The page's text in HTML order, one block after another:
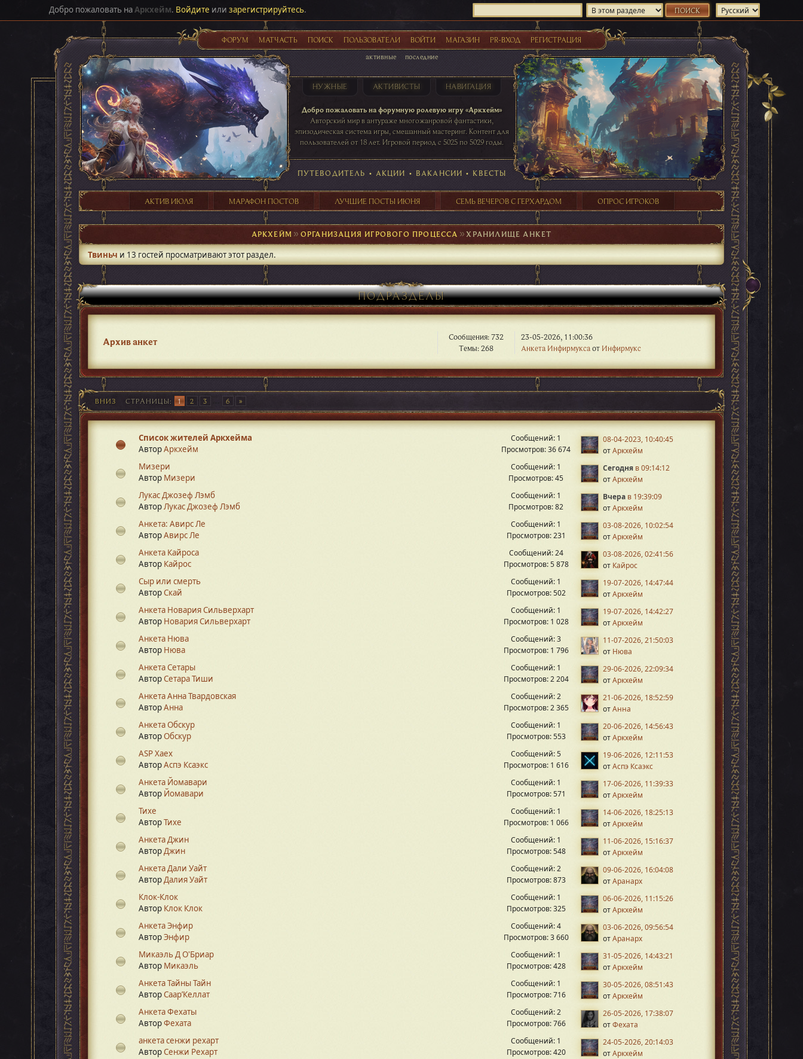
Добро пожаловать наАркхейм. Войдите или зарегистрируйтесь.
ФОРУМ МАТЧАСТЬ ПОИСК ПОЛЬЗОВАТЕЛИ ВОЙТИ МАГАЗИН PR-ВХОД РЕГИСТРАЦИЯ
активные последние
НУЖНЫЕ АКТИВИСТЫ НАВИГАЦИЯ
Добро пожаловать на форумную ролевую игру «Аркхейм»
Авторский мир в антураже многожанровой фантастики,
эпизодическая система игры, смешанный мастеринг. Контент для
пользователей от 18 лет. Игровой период с 5025 по 5029 годы.
таблице игровой активности
41 ПОСТОВ 31 ПОСТОВ 29 ПОСТОВ 24 ПОСТОВ
ПУТЕВОДИТЕЛЬ • АКЦИИ • ВАКАНСИИ • КВЕСТЫ
АКТИВ ИЮЛЯ МАРАФОН ПОСТОВ ЛУЧШИЕ ПОСТЫ ИЮНЯ СЕМЬ ВЕЧЕРОВ С ГЕРХАРДОМ ОПРОС ИГРОКОВ
АРКХЕЙМ ►ОРГАНИЗАЦИЯ ИГРОВОГО ПРОЦЕССА ►ХРАНИЛИЩЕ АНКЕТ
Твиньч и 13 гостей просматривают этот раздел.
ПОДРАЗДЕЛЫ
Архив анкет
Сообщения: 732
Темы: 268
23-05-2026, 11:00:36
Анкета Инфирмуксаот Инфирмукс
ВНИЗ СТРАНИЦЫ 1 2 3 6
Список жителей Аркхейма
АвторАркхейм
Сообщений: 1
Просмотров: 36 674
08-04-2023, 10:40:45
отАркхейм
Мизери
Автор Mизери
Сообщений: 1
Просмотров: 45
Сегодня в 09:14:12
отАркхейм
Лукас Джозеф Лэмб
АвторЛукас Джозеф Лэмб
Сообщений: 1
Просмотров: 82
Вчера в 19:39:09
отАркхейм
Анкета: Авирс Ле
АвторАвирс Ле
Сообщений: 1
Просмотров: 231
03-08-2026, 10:02:54
отАркхейм
Анкета Кайроса
Автор Кайрос
Сообщений: 24
Просмотров: 5 878
03-08-2026, 02:41:56
от Кайрос
Сыр или смерть
АвторСкай
Сообщений: 1
Просмотров: 502
19-07-2026, 14:47:44
отАркхейм
Анкета Новария Сильверхарт
Автор Новария Сильверхарт
Сообщений: 1
Просмотров: 1 028
19-07-2026, 14:42:27
отАркхейм
Анкета Нюва
Автор Нюва
Сообщений: 3
Просмотров: 1 796
11-07-2026, 21:50:03
от Нюва
Анкета Сетары
АвторСетара Тиши
Сообщений: 1
Просмотров: 2 204
29-06-2026, 22:09:34
отАркхейм
Анкета Анна Твардовская
АвторАнна
Сообщений: 2
Просмотров: 2 365
21-06-2026, 18:52:59
отАнна
Анкета Обскур
АвторОбскур
Сообщений: 1
Просмотров: 553
20-06-2026, 14:56:43
отАркхейм
ASP Xaex
АвторАспэ Ксаэкс
Сообщений: 5
Просмотров: 1 616
19-06-2026, 12:11:53
отАспэ Ксаэкс
Анкета Йомавари
Автор Йомавари
Сообщений: 1
Просмотров: 571
17-06-2026, 11:39:33
отАркхейм
Тихе
АвторТихе
Сообщений: 1
Просмотров: 1 066
14-06-2026, 18:25:13
отАркхейм
Анкета Джин
АвторДжин
Сообщений: 1
Просмотров: 548
11-06-2026, 15:16:37
отАркхейм
Анкета Дали Уайт
АвторДалия Уайт
Сообщений: 2
Просмотров: 873
09-06-2026, 16:04:08
отАранарх
Клок-Клок
Автор Клок Клок
Сообщений: 1
Просмотров: 325
06-06-2026, 11:15:26
отАркхейм
Анкета Энфир
АвторЭнфир
Сообщений: 4
Просмотров: 3 660
03-06-2026, 09:56:54
отАранарх
Микаэль Д О'Бриар
Автор Микаэль
Сообщений: 1
Просмотров: 428
31-05-2026, 14:43:21
отАркхейм
Анкета Тайны Тайн
АвторСаар’Келлат
Сообщений: 1
Просмотров: 716
30-05-2026, 08:51:43
отАркхейм
Анкета Фехаты
АвторФехата
Сообщений: 2
Просмотров: 766
26-05-2026, 17:38:07
отФехата
анкета сенжи рехарт
АвторСенжи Рехарт
Сообщений: 1
Просмотров: 420
24-05-2026, 20:14:03
отАркхейм